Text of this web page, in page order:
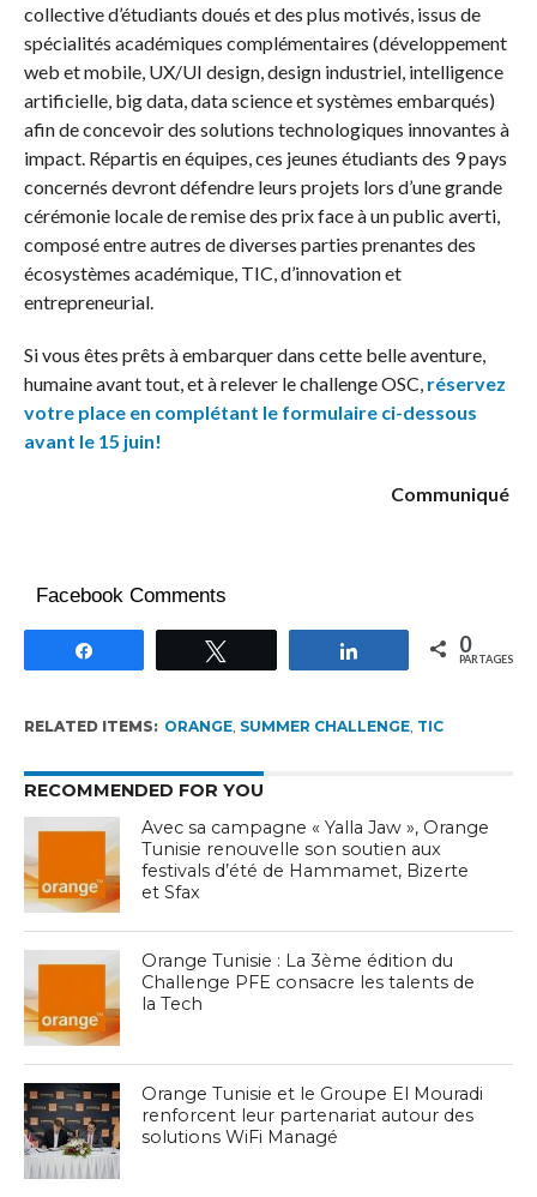
collective d’étudiants doués et des plus motivés, issus de
spécialités académiques complémentaires (développement
web et mobile, UX/UI design, design industriel, intelligence
artificielle, big data, data science et systèmes embarqués)
afin de concevoir des solutions technologiques innovantes à
impact. Répartis en équipes, ces jeunes étudiants des 9 pays
concernés devront défendre leurs projets lors d’une grande
cérémonie locale de remise des prix face à un public averti,
composé entre autres de diverses parties prenantes des
écosystèmes académique, TIC, d’innovation et
entrepreneurial.
Si vous êtes prêts à embarquer dans cette belle aventure,
humaine avant tout, et à relever le challenge OSC, réservez
votre place en complétant le formulaire ci-dessous
avant le 15 juin!
Communiqué
Facebook Comments
Partagez 0
PARTAGES
RELATED ITEMS: ORANGE, SUMMER CHALLENGE, TIC
RECOMMENDED FOR YOU
Avec sa campagne « Yalla Jaw », Orange
Tunisie renouvelle son soutien aux
festivals d’été de Hammamet, Bizerte
et Sfax
Orange Tunisie : La 3ème édition du
Challenge PFE consacre les talents de
la Tech
Orange Tunisie et le Groupe El Mouradi
renforcent leur partenariat autour des
solutions WiFi Managé